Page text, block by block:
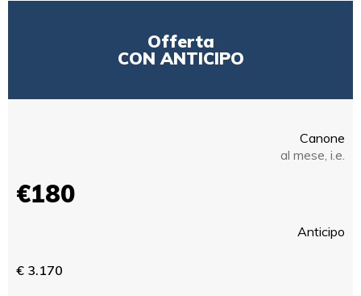
Offerta
CON ANTICIPO
Canone
al mese, i.e.
€180
Anticipo
€ 3.170